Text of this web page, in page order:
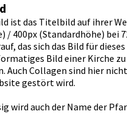
ist das Titelbild auf ihrer
/ 400px (Standardhöhe) bei
das sich das Bild für
Bild einer Kirche
Auch Collagen sind hier
gestört wird.
wird auch der Name der